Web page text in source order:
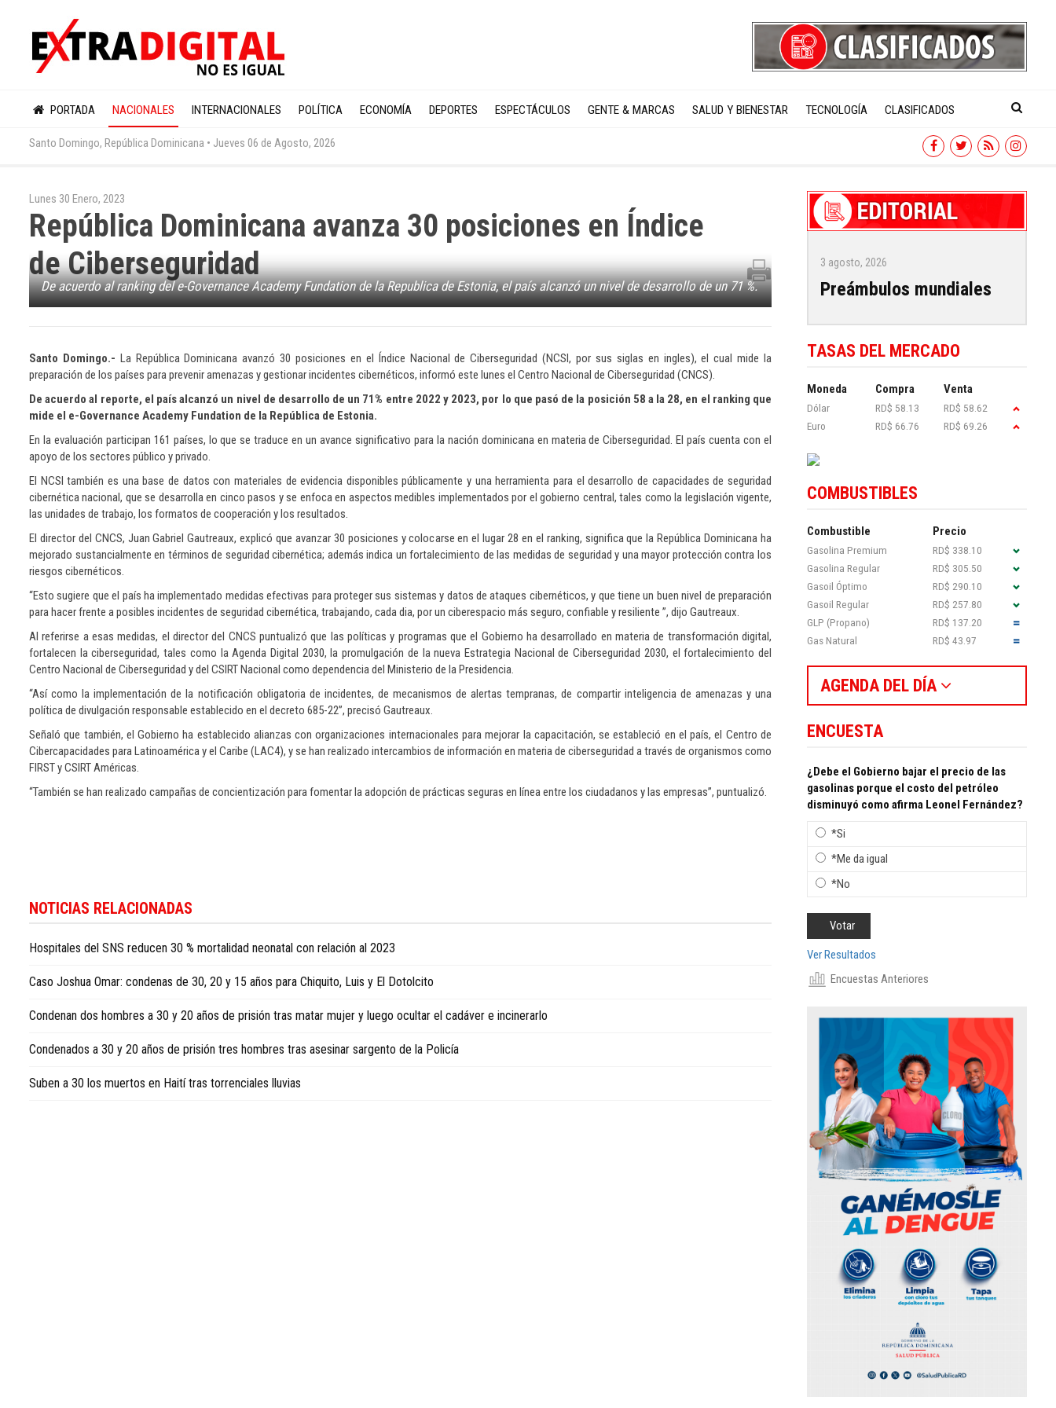
PORTADA NACIONALES INTERNACIONALES POLÍTICA ECONOMÍA DEPORTES ESPECTÁCULOS GENTE & MARCAS SALUD Y BIENESTAR TECNOLOGÍA CLASIFICADOS
Santo Domingo, República Dominicana • Jueves 06 de Agosto, 2026
Lunes 30 Enero, 2023
República Dominicana avanza 30 posiciones en Índice
de Ciberseguridad
De acuerdo al ranking del e-Governance Academy Fundation de la Republica de Estonia, el país alcanzó un nivel de desarrollo de un 71 %.
Santo Domingo.- La República Dominicana avanzó 30 posiciones en el Índice Nacional de Ciberseguridad (NCSI, por sus siglas en ingles), el cual mide la
preparación de los países para prevenir amenazas y gestionar incidentes cibernéticos, informó este lunes el Centro Nacional de Ciberseguridad (CNCS).
De acuerdo al reporte, el país alcanzó un nivel de desarrollo de un 71% entre 2022 y 2023, por lo que pasó de la posición 58 a la 28, en el ranking que
mide el e-Governance Academy Fundation de la República de Estonia.
En la evaluación participan 161 países, lo que se traduce en un avance significativo para la nación dominicana en materia de Ciberseguridad. El país cuenta con el
apoyo de los sectores público y privado.
El NCSI también es una base de datos con materiales de evidencia disponibles públicamente y una herramienta para el desarrollo de capacidades de seguridad
cibernética nacional, que se desarrolla en cinco pasos y se enfoca en aspectos medibles implementados por el gobierno central, tales como la legislación vigente,
las unidades de trabajo, los formatos de cooperación y los resultados.
El director del CNCS, Juan Gabriel Gautreaux, explicó que avanzar 30 posiciones y colocarse en el lugar 28 en el ranking, significa que la República Dominicana ha
mejorado sustancialmente en términos de seguridad cibernética; además indica un fortalecimiento de las medidas de seguridad y una mayor protección contra los
riesgos cibernéticos.
“Esto sugiere que el país ha implementado medidas efectivas para proteger sus sistemas y datos de ataques cibernéticos, y que tiene un buen nivel de preparación
para hacer frente a posibles incidentes de seguridad cibernética, trabajando, cada dia, por un ciberespacio más seguro, confiable y resiliente ”, dijo Gautreaux.
Al referirse a esas medidas, el director del CNCS puntualizó que las políticas y programas que el Gobierno ha desarrollado en materia de transformación digital,
fortalecen la ciberseguridad, tales como la Agenda Digital 2030, la promulgación de la nueva Estrategia Nacional de Ciberseguridad 2030, el fortalecimiento del
Centro Nacional de Ciberseguridad y del CSIRT Nacional como dependencia del Ministerio de la Presidencia.
“Así como la implementación de la notificación obligatoria de incidentes, de mecanismos de alertas tempranas, de compartir inteligencia de amenazas y una
política de divulgación responsable establecido en el decreto 685-22”, precisó Gautreaux.
Señaló que también, el Gobierno ha establecido alianzas con organizaciones internacionales para mejorar la capacitación, se estableció en el país, el Centro de
Cibercapacidades para Latinoamérica y el Caribe (LAC4), y se han realizado intercambios de información en materia de ciberseguridad a través de organismos como
FIRST y CSIRT Américas.
“También se han realizado campañas de concientización para fomentar la adopción de prácticas seguras en línea entre los ciudadanos y las empresas”, puntualizó.
conocer
sobre
República
visite
Republic
in
NOTICIAS RELACIONADAS
Hospitales del SNS reducen 30 % mortalidad neonatal con relación al 2023
Caso Joshua Omar: condenas de 30, 20 y 15 años para Chiquito, Luis y El Dotolcito
Condenan dos hombres a 30 y 20 años de prisión tras matar mujer y luego ocultar el cadáver e incinerarlo
Condenados a 30 y 20 años de prisión tres hombres tras asesinar sargento de la Policía
Suben a 30 los muertos en Haití tras torrenciales lluvias
3 agosto, 2026
Preámbulos mundiales
TASAS DEL MERCADO
Moneda Compra Venta
Dólar RD$ 58.13
RD$ 58.62
Euro
RD$ 66.76 RD$ 69.26
COMBUSTIBLES
Combustible Precio
Gasolina Premium
RD$ 338.10
Gasolina Regular
RD$ 305.50
Gasoil Óptimo
RD$ 290.10
Gasoil Regular
RD$ 257.80
GLP (Propano)
RD$ 137.20
Gas Natural
RD$ 43.97
AGENDA DEL DÍA
ENCUESTA
¿Debe el Gobierno bajar el precio de las
gasolinas porque el costo del petróleo
disminuyó como afirma Leonel Fernández?
*Si
*Me da igual
*No
Ver Resultados
Encuestas Anteriores